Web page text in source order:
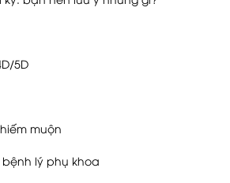
5D
muộn
lý phụ khoa